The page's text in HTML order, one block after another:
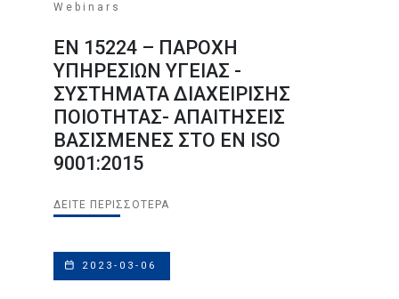
Webinars
EN 15224 – ΠΑΡΟΧΗ
ΥΠΗΡΕΣΙΩΝ ΥΓΕΙΑΣ -
ΣΥΣΤΗΜΑΤΑ ΔΙΑΧΕΙΡΙΣΗΣ
ΠΟΙΟΤΗΤΑΣ- ΑΠΑΙΤΗΣΕΙΣ
ΒΑΣΙΣΜΕΝΕΣ ΣΤΟ ΕΝ ISO
9001:2015
ΔΕΊΤΕ ΠΕΡΙΣΣΌΤΕΡΑ
2023-03-06